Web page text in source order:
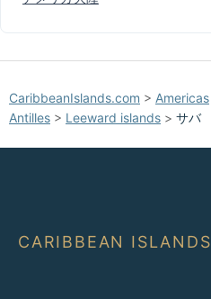
CaribbeanIslands.com > Americas
Antilles > Leeward islands > サバ
CARIBBEAN ISLANDS